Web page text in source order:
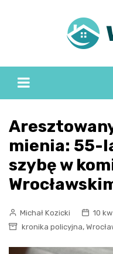
mienia: 55-
szybę w
Michał Kozicki
10
kronika policyjna,